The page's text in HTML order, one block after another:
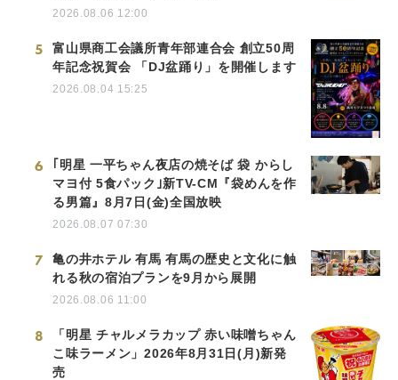
2026.08.06 12:00
5
富山県商工会議所青年部連合会 創立50周
年記念祝賀会 「DJ盆踊り」を開催します
2026.08.04 15:25
6
｢明星 一平ちゃん夜店の焼そば 袋 からし
マヨ付 5食パック｣新TV-CM『袋めんを作
る男篇』8月7日(金)全国放映
2026.08.07 07:30
7
亀の井ホテル 有馬 有馬の歴史と文化に触
れる秋の宿泊プランを9月から展開
2026.08.06 11:00
8
「明星 チャルメラカップ 赤い味噌ちゃん
こ味ラーメン」2026年8月31日(月)新発
売